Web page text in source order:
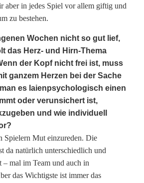
aber in jedes Spiel vor allem giftig und
zu bestehen.
Wochen nicht so gut lief,
das Herz- und Hirn-Thema
der Kopf nicht frei ist, muss
ganzem Herzen bei der Sache
es laienpsychologisch einen
oder verunsichert ist,
und wie individuell
Spielern Mut einzureden. Die
da natürlich unterschiedlich und
– mal im Team und auch in
das Wichtigste ist immer das